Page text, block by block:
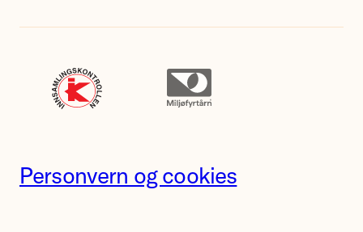
Personvern og cookies